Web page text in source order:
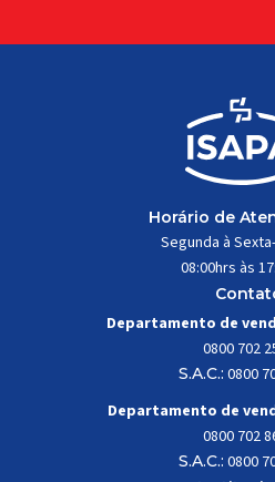
Horário de
Segunda à
08:00hrs às
Departamento de
0800 702
S.A.C.: 0800
Departamento de
0800 702
S.A.C.: 0800